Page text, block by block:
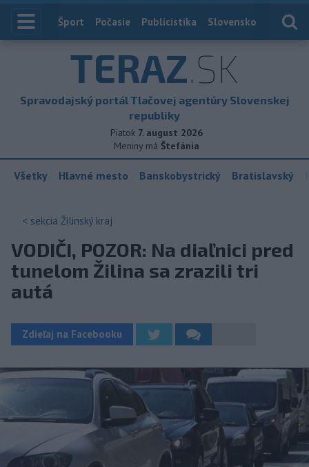
Index
Šport Počasie Publicistika Slovensko
TERAZ.SK
Spravodajský portál Tlačovej agentúry Slovenskej
republiky
Piatok 7. august 2026
Meniny má Štefánia
Všetky Hlavné mesto Banskobystrický Bratislavský
< sekcia Žilinský kraj
VODIČI, POZOR: Na diaľnici pred
tunelom Žilina sa zrazili tri
autá
Zdieľaj na Facebooku